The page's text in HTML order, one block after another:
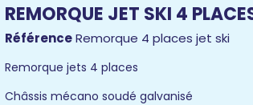
REMORQUE JET SKI 4
RéférenceRemorque 4 places jet ski
Remorque jets 4 places
Châssis mécano soudé galvanisé